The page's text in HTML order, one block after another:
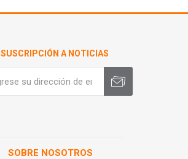
SUSCRIPCIÓN A NOTICIAS
SOBRE NOSOTROS